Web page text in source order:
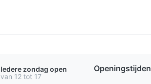
Iedere zondag open
van 12 tot 17
Openingstijden